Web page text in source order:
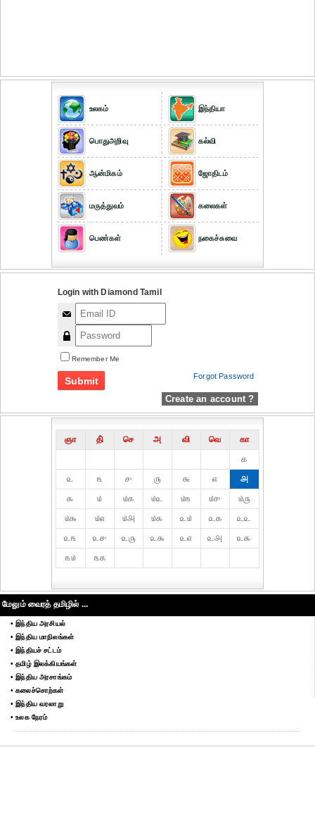
உலகம்
பொதுஅறிவு
ஆன்மிகம்
மருத்துவம்
பெண்கள்
இந்தியா
கல்வி
ஜோதிடம்
கலைகள்
நகைச்சுவை
Login with Diamond Tamil
Remember Me
Forgot Password
Create an account ?
ஞா தி் செ அ வி வெ
கா
௧
௨
௩ ௪ ௫ ௬ ௭
௮
௯
௰ ௰௧ ௰௨ ௰௩ ௰௪
௰௫
௰௬
௰௭ ௰௮ ௰௯ ௨௰ ௨௧
௨௨
௨௩
௨௪ ௨௫ ௨௬ ௨௭ ௨௮
௨௯
௩௰
௩௧
மேலும் வைரத் தமிழில் ...
• இந்திய அரசியல்
• இந்திய மாநிலங்கள்
• இந்தியச் சட்டம்
• தமிழ் இலக்கியங்கள்
• இந்திய அரசாங்கம்
• கலைச்சொற்கள்
• இந்திய வரலாறு
• உலக நேரம்